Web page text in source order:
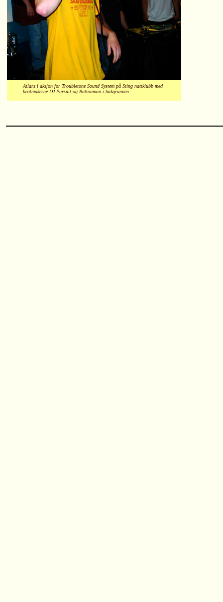
Atlars i aksjon for Troubletone Sound System på Sting nattklubb med
beatmakerne DJ Pursuit og Buttonman i bakgrunnen.